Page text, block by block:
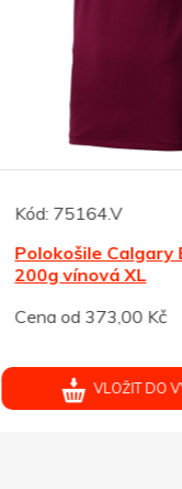
ELEVATE
Kč
DO VÝBĚRU